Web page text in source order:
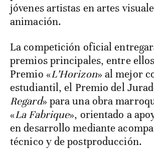
jóvenes artistas en artes
animación.
La competición oficial
premios principales, entre
Premio «L’Horizon» al mejor
estudiantil, el Premio del
Regard» para una obra
«La Fabrique», orientado a
en desarrollo mediante
técnico y de postproducción.